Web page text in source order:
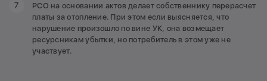
РСО на основании актов делает собственнику перерасчет
платы за отопление. При этом если выясняется, что
нарушение произошло по вине УК, она возмещает
ресурсникам убытки, но потребитель в этом уже не
участвует.